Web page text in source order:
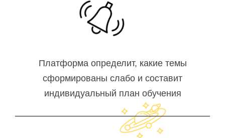
Платформа определит, какие темы
сформированы слабо и составит
индивидуальный план обучения